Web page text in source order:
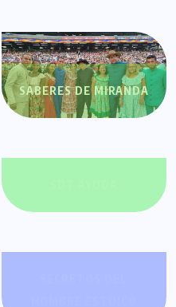
SABERES DE MIRANDA